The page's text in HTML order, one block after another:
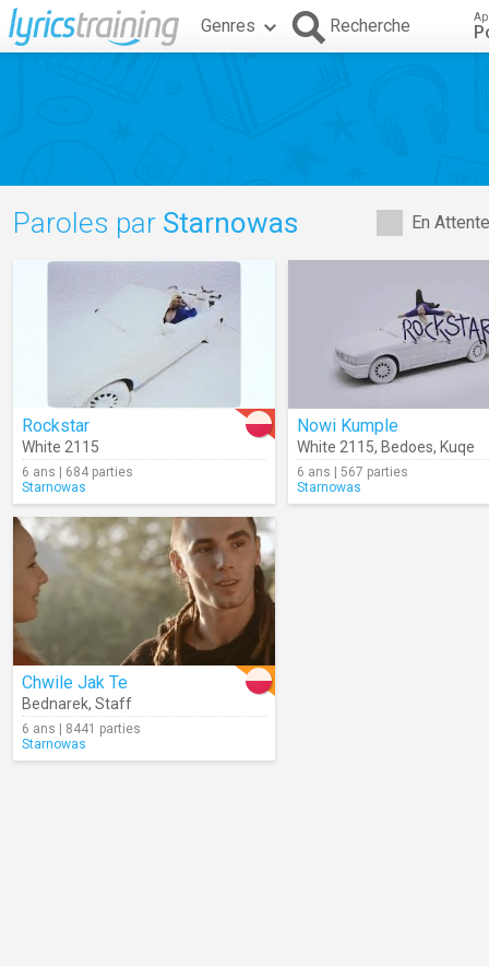
Genres Recherche
En
Paroles par Starnowas
Rockstar
White 2115
6 ans | 684 parties
Starnowas
Nowi Kumple
White 2115, Bedoes, Kuqe
6 ans | 567 parties
Starnowas
Chwile Jak Te
Bednarek, Staff
6 ans | 8441 parties
Starnowas